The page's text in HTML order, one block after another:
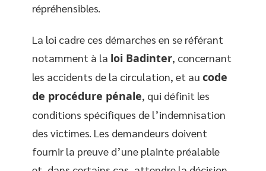
répréhensibles.
La loi cadre ces démarches en se référant
notamment à la loi Badinter, concernant
les accidents de la circulation, et au code
de procédure pénale, qui définit les
conditions spécifiques de l’indemnisation
des victimes. Les demandeurs doivent
fournir la preuve d’une plainte préalable